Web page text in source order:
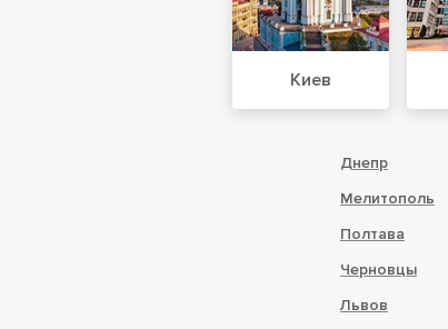
Киев
Днепр
Мелитополь
Полтава
Черновцы
Львов